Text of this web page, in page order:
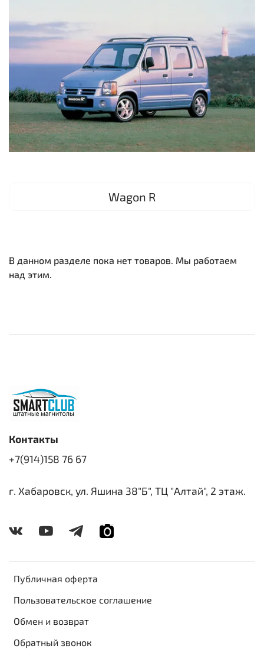
Wagon R
В данном разделе пока нет товаров. Мы работаем
над этим.
Публичная оферта
Пользовательское соглашение
Обмен и возврат
Обратный звонок
Контакты
+7(914)158 76 67
г. Хабаровск, ул. Яшина 38"Б", ТЦ "Алтай", 2 этаж.